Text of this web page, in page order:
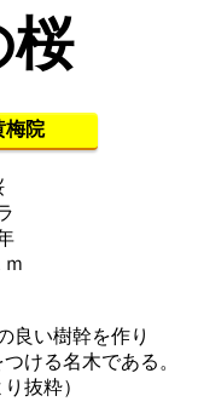
桜
梅院
良い樹幹を作り
ける名木である。
抜粋）